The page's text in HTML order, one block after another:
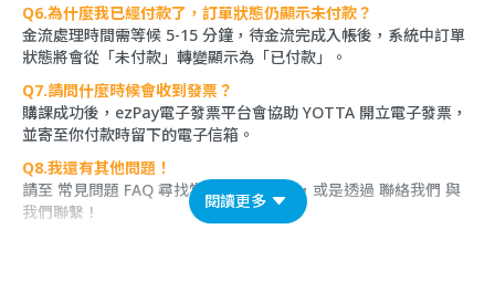
Q6.為什麼我已經付款了，訂單狀態仍顯示未付款？
金流處理時間需等候 5-15 分鐘，待金流完成入帳後，系統中訂單
狀態將會從「未付款」轉變顯示為「已付款」。
Q7.請問什麼時候會收到發票？
購課成功後，ezPay電子發票平台會協助 YOTTA 開立電子發票，
並寄至你付款時留下的電子信箱。
Q8.我還有其他問題！
請至 常見問題 FAQ 尋找常見問題的答案，或是透過 聯絡我們 與
我們聯繫！
閱讀更多